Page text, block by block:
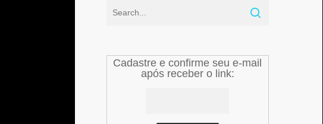
Cadastre e confirme seu e-mail
após receber o link: